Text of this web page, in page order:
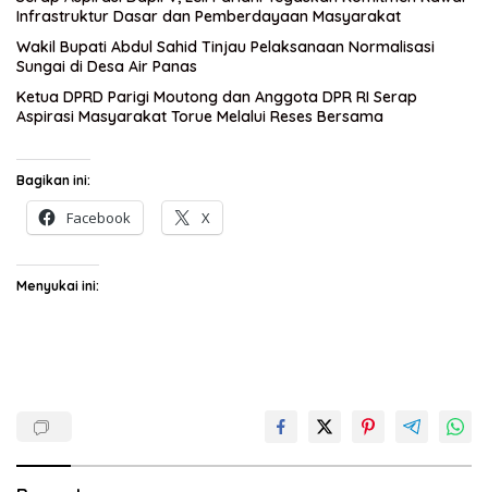
Infrastruktur Dasar dan Pemberdayaan Masyarakat
Wakil Bupati Abdul Sahid Tinjau Pelaksanaan Normalisasi
Sungai di Desa Air Panas
Ketua DPRD Parigi Moutong dan Anggota DPR RI Serap
Aspirasi Masyarakat Torue Melalui Reses Bersama
Bagikan ini:
Facebook X
Menyukai ini: